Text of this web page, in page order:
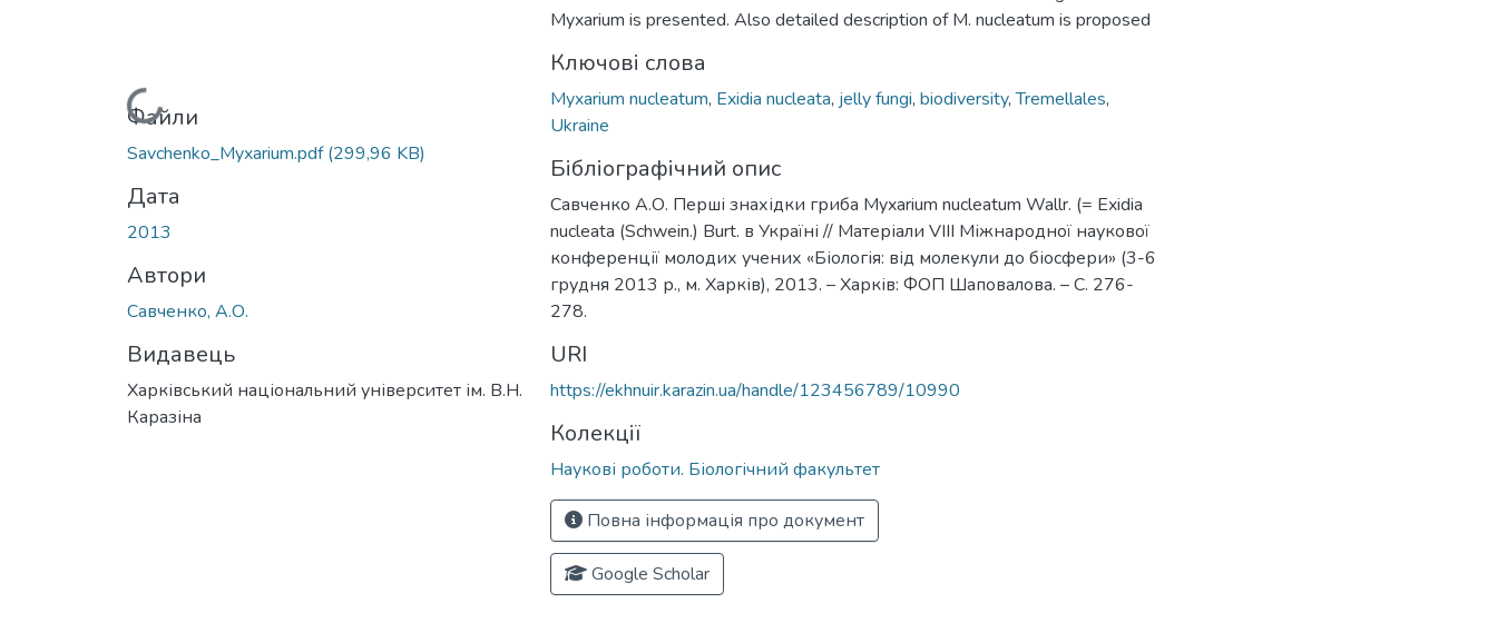
Вантажиться...
Файли
Savchenko_Myxarium.pdf(299,96 KB)
Дата
2013
Автори
Савченко, А.О.
Видавець
Харківський національний університет ім. В.Н.
Каразіна
Myxarium is presented. Also detailed description of M. nucleatum is proposed
Ключові слова
Myxarium nucleatum, Exidia nucleata, jelly fungi, biodiversity,Tremellales,
Ukraine
Бібліографічний опис
Савченко А.О. Перші знахідки гриба Myxarium nucleatum Wallr. (= Exidia
nucleata (Schwein.) Burt. в Україні // Матеріали VIII Міжнародної наукової
конференції молодих учених «Біологія: від молекули до біосфери» (3-6
грудня 2013 р., м. Харків), 2013. – Харків: ФОП Шаповалова. – С. 276-
278.
URI
https://ekhnuir.karazin.ua/handle/123456789/10990
Колекції
Наукові роботи. Біологічний факультет
Повна інформація про документ
Google Scholar